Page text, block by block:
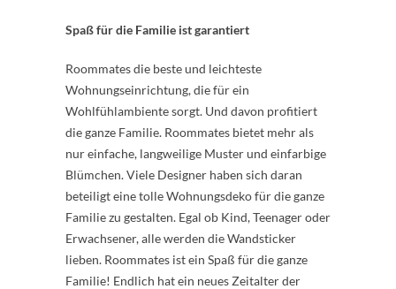
Spaß für die Familie ist garantiert
Roommates die beste und leichteste
Wohnungseinrichtung, die für ein
Wohlfühlambiente sorgt. Und davon profitiert
die ganze Familie. Roommates bietet mehr als
nur einfache, langweilige Muster und einfarbige
Blümchen. Viele Designer haben sich daran
beteiligt eine tolle Wohnungsdeko für die ganze
Familie zu gestalten. Egal ob Kind, Teenager oder
Erwachsener, alle werden die Wandsticker
lieben. Roommates ist ein Spaß für die ganze
Familie! Endlich hat ein neues Zeitalter der